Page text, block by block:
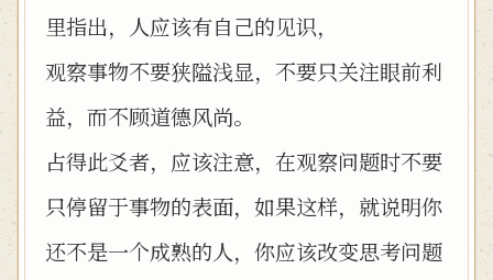
里指出，人应该有自己的见识，
观察事物不要狭隘浅显，不要只关注眼前利
益，而不顾道德风尚。
占得此爻者，应该注意，在观察问题时不要
只停留于事物的表面，如果这样，就说明你
还不是一个成熟的人，你应该改变思考问题